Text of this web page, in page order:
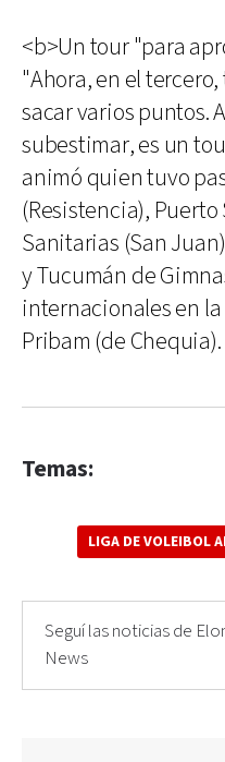
<b>Un tour "para
"Ahora, en el
sacar varios puntos.
subestimar, es un
animó quien tuvo
(Resistencia),
Sanitarias (San
y Tucumán de
internacionales en
Pribam (de Chequia).
Temas:
LIGA DE VOLEIBOL
Seguí las noticias de
News